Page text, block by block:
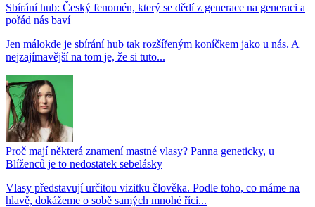
Sbírání hub: Český fenomén, který se dědí z generace na generaci a
pořád nás baví
Jen málokde je sbírání hub tak rozšířeným koníčkem jako u nás. A
nejzajímavější na tom je, že si tuto...
Proč mají některá znamení mastné vlasy? Panna geneticky, u
Blíženců je to nedostatek sebelásky
Vlasy představují určitou vizitku člověka. Podle toho, co máme na
hlavě, dokážeme o sobě samých mnohé říci...